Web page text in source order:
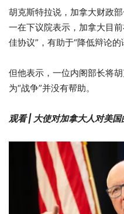
胡克斯特拉说，加拿大财政
一在下议院表示，加拿大目
佳协议”，有助于“降低辩论的
但他表示，一位内阁部长将
为“战争”并没有帮助。
观看 | 大使对加拿大人对美国